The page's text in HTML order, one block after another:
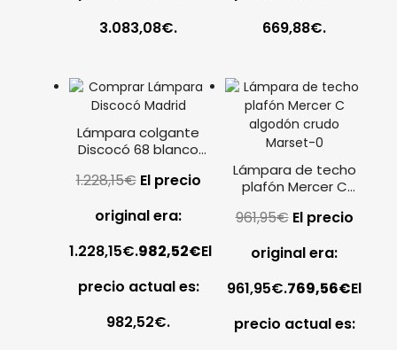
3.083,08€.
669,88€.
Lámpara colgante
Discocó 68 blanco
1.228,15€ El precio
original era:
1.228,15€.982,52€El
precio actual es:
982,52€.
Lámpara de techo
plafón Mercer C
Marset
961,95€ El precio
original era:
961,95€.769,56€El
precio actual es: